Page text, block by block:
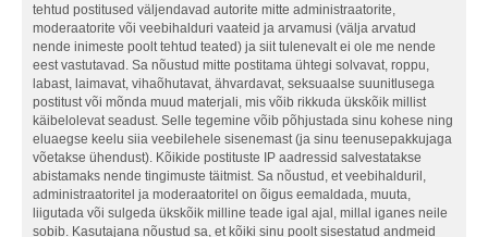
tehtud postitused väljendavad autorite mitte administraatorite,
moderaatorite või veebihalduri vaateid ja arvamusi (välja arvatud
nende inimeste poolt tehtud teated) ja siit tulenevalt ei ole me nende
eest vastutavad. Sa nõustud mitte postitama ühtegi solvavat, roppu,
labast, laimavat, vihaõhutavat, ähvardavat, seksuaalse suunitlusega
postitust või mõnda muud materjali, mis võib rikkuda ükskõik millist
käibelolevat seadust. Selle tegemine võib põhjustada sinu kohese ning
eluaegse keelu siia veebilehele sisenemast (ja sinu teenusepakkujaga
võetakse ühendust). Kõikide postituste IP aadressid salvestatakse
abistamaks nende tingimuste täitmist. Sa nõustud, et veebihalduril,
administraatoritel ja moderaatoritel on õigus eemaldada, muuta,
liigutada või sulgeda ükskõik milline teade igal ajal, millal iganes neile
sobib. Kasutajana nõustud sa, et kõiki sinu poolt sisestatud andmeid